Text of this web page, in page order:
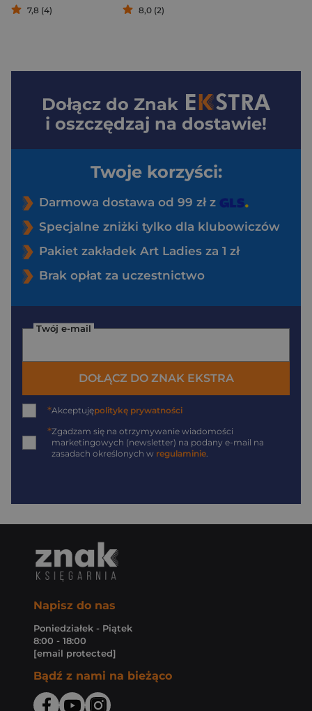
7,8 (4) 8,0 (2)
Dołącz do Znak
i oszczędzaj na dostawie!
Twoje korzyści:
Darmowa dostawa od 99 zł z
Specjalne zniżki tylko dla klubowiczów
Pakiet zakładek Art Ladies za 1 zł
Brak opłat za uczestnictwo
Twój e-mail
DOŁĄCZ DO ZNAK EKSTRA
*Akceptujępolitykę prywatności
*Zgadzam się na otrzymywanie wiadomości
marketingowych (newsletter) na podany e-mail na
zasadach określonych w regulaminie.
Napisz do nas
Poniedziałek - Piątek
8:00 - 18:00
[email protected]
Bądź z nami na bieżąco